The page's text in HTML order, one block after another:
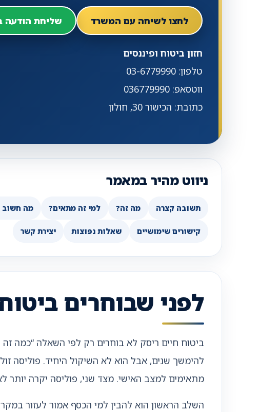
לחצו לשיחה עם המשרד שליחת הודעה
חזון ביטוח ופיננסים
טלפון: 03-6779990
ווטסאפ: 036779990
כתובת: הכישור 30, חולון
ניווט מהיר במאמר
תשובה קצרה מה זה? למי זה מתאים? מה חשוב
קישורים שימושיים שאלות נפוצות יצירת קשר
לפני שבוחרים
ביטוח חיים ריסק לא בוחרים רק לפי השאלה “כמה
להימשך שנים, אבל הוא לא השיקול היחיד. פוליסה
מתאימים למצב האישי. מצד שני, פוליסה יקרה יותר
השלב הראשון הוא להבין למי הכסף אמור לעזור